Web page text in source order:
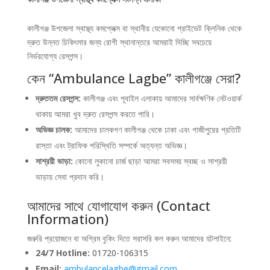
কালীগঞ্জ উপজেলা স্বাস্থ্য কমপ্লেক্স বা স্থানীয় যেকোনো প্রাইভেট ক্লিনিক থেকে
দ্রুত উন্নত চিকিৎসার জন্য রোগী স্থানান্তরে আমরাই দিচ্ছি সবচেয়ে
নির্ভরযোগ্য রেসপন্স।
কেন “Ambulance Lagbe” কালীগঞ্জে সেরা?
দ্রুততম রেসপন্স: কালীগঞ্জ এবং পূবাইল এলাকায় আমাদের সার্বক্ষণিক নেটওয়ার্ক
থাকায় আমরা খুব দ্রুত রেসপন্স করতে পারি।
অভিজ্ঞ চালক: আমাদের চালকগণ কালীগঞ্জ থেকে ঢাকা এবং গাজীপুরের প্রতিটি
রাস্তা এবং ট্রাফিক পরিস্থিতি সম্পর্কে অত্যন্ত অভিজ্ঞ।
সাশ্রয়ী ভাড়া: কোনো লুকানো চার্জ ছাড়া আমরা সবসময় স্বচ্ছ ও সাশ্রয়ী
ভাড়ায় সেবা প্রদান করি।
আমাদের সাথে যোগাযোগ করুন (Contact
Information)
জরুরি প্রয়োজনে বা অগ্রিম বুকিং দিতে সরাসরি কল করুন আমাদের হটলাইনে:
24/7 Hotline: 01720-106315